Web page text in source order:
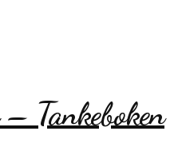
Tankeboken